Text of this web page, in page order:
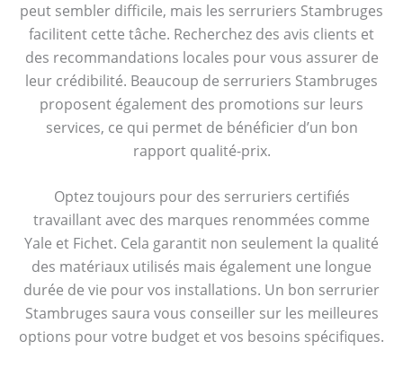
peut sembler difficile, mais les serruriers Stambruges
facilitent cette tâche. Recherchez des avis clients et
des recommandations locales pour vous assurer de
leur crédibilité. Beaucoup de serruriers Stambruges
proposent également des promotions sur leurs
services, ce qui permet de bénéficier d’un bon
rapport qualité-prix.
Optez toujours pour des serruriers certifiés
travaillant avec des marques renommées comme
Yale et Fichet. Cela garantit non seulement la qualité
des matériaux utilisés mais également une longue
durée de vie pour vos installations. Un bon serrurier
Stambruges saura vous conseiller sur les meilleures
options pour votre budget et vos besoins spécifiques.